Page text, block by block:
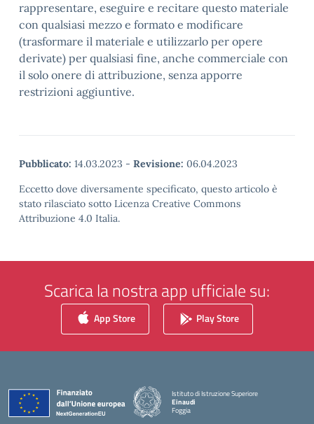
rappresentare, eseguire e recitare questo materiale
con qualsiasi mezzo e formato e modificare
(trasformare il materiale e utilizzarlo per opere
derivate) per qualsiasi fine, anche commerciale con
il solo onere di attribuzione, senza apporre
restrizioni aggiuntive.
Pubblicato: 14.03.2023 - Revisione: 06.04.2023
Eccetto dove diversamente specificato, questo articolo è
stato rilasciato sotto Licenza Creative Commons
Attribuzione 4.0 Italia.
Scarica la nostra app ufficiale su:
App Store Play Store
Istituto di Istruzione Superiore
Einaudi
Foggia
— Visita la pagina iniziale della scuola